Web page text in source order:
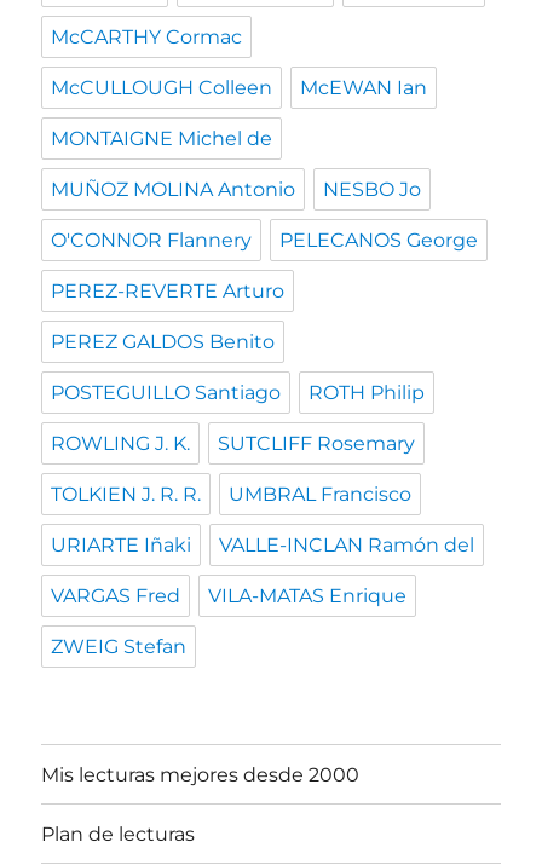
McCARTHY Cormac
McCULLOUGH Colleen McEWAN Ian
MONTAIGNE Michel de
MUÑOZ MOLINA Antonio NESBO Jo
O'CONNOR Flannery PELECANOS George
PEREZ-REVERTE Arturo
PEREZ GALDOS Benito
POSTEGUILLO Santiago ROTH Philip
ROWLING J. K. SUTCLIFF Rosemary
TOLKIEN J. R. R. UMBRAL Francisco
URIARTE Iñaki VALLE-INCLAN Ramón del
VARGAS Fred VILA-MATAS Enrique
ZWEIG Stefan
Mis lecturas mejores desde 2000
Plan de lecturas